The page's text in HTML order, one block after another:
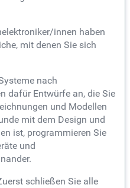
innen haben
mit denen Sie sich
nach
dafür Entwürfe an, die Sie
und Modellen
mit dem Design und
ist, programmieren Sie
und
schließen Sie alle